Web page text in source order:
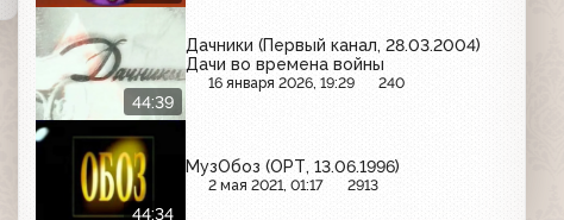
44:39
Дачники (Первый канал, 28.03.2004)
Дачи во времена войны
16 января 2026, 19:29 240
44:34
МузОбоз (ОРТ, 13.06.1996)
2 мая 2021, 01:17 2913